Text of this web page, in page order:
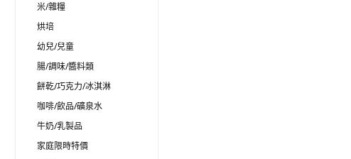
米/雜糧
烘培
幼兒/兒童
腸/調味/醬料類
餅乾/巧克力/冰淇淋
咖啡/飲品/礦泉水
牛奶/乳製品
家庭限時特價